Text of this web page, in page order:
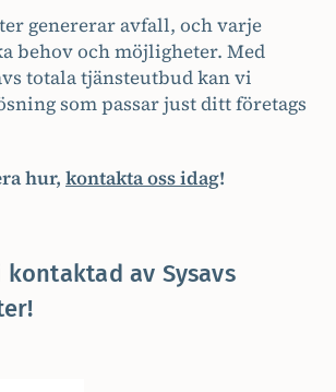
genererar avfall, och varje
behov och möjligheter. Med
totala tjänsteutbud kan vi
som passar just ditt företags
hur, kontakta oss idag!
kontaktad av Sysavs